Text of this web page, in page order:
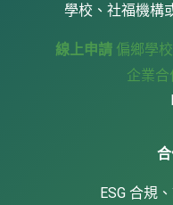
學校、社福機構
線上申請 偏鄉學
企業合
ESG 合規